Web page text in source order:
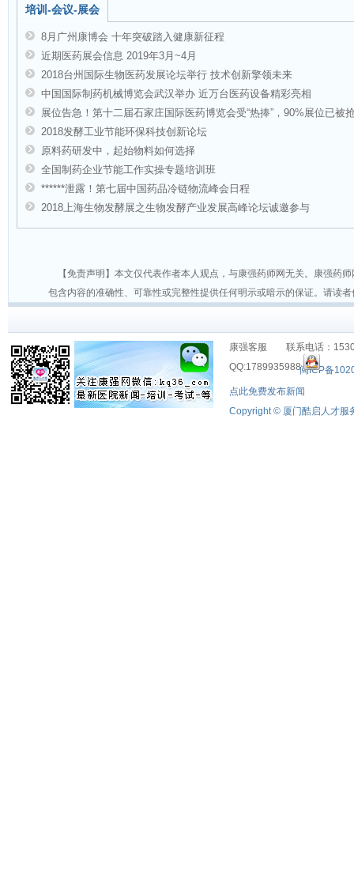
培训-会议-展会
8月广州康博会 十年突破踏入健康新征程
近期医药展会信息 2019年3月~4月
2018台州国际生物医药发展论坛举行 技术创新擎领未来
中国国际制药机械博览会武汉举办 近万台医药设备精彩亮相
展位告急！第十二届石家庄国际医药博览会受“热捧”，90%展位已被
2018发酵工业节能环保科技创新论坛
原料药研发中，起始物料如何选择
全国制药企业节能工作实操专题培训班
******泄露！第七届中国药品冷链物流峰会日程
2018上海生物发酵展之生物发酵产业发展高峰论坛诚邀参与
【免责声明】本文仅代表作者本人观点，与康强药师网无关。康强药
包含内容的准确性、可靠性或完整性提供任何明示或暗示的保证。请读
康强客服 联系电话：
QQ:1789935988闽ICP备
点此免费发布新闻
Copyright © 厦门酷启人才服